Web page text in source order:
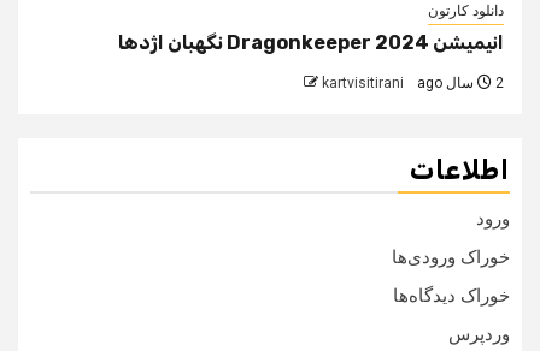
دانلود کارتون
انیمیشن Dragonkeeper 2024 نگهبان اژدها
2 سال ago kartvisitirani
اطلاعات
ورود
خوراک ورودی‌ها
خوراک دیدگاه‌ها
وردپرس